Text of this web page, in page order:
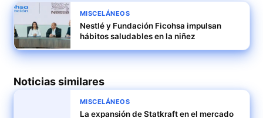
MISCELÁNEOS
Nestlé y Fundación Ficohsa impulsan
hábitos saludables en la niñez
Noticias similares
MISCELÁNEOS
La expansión de Statkraft en el mercado